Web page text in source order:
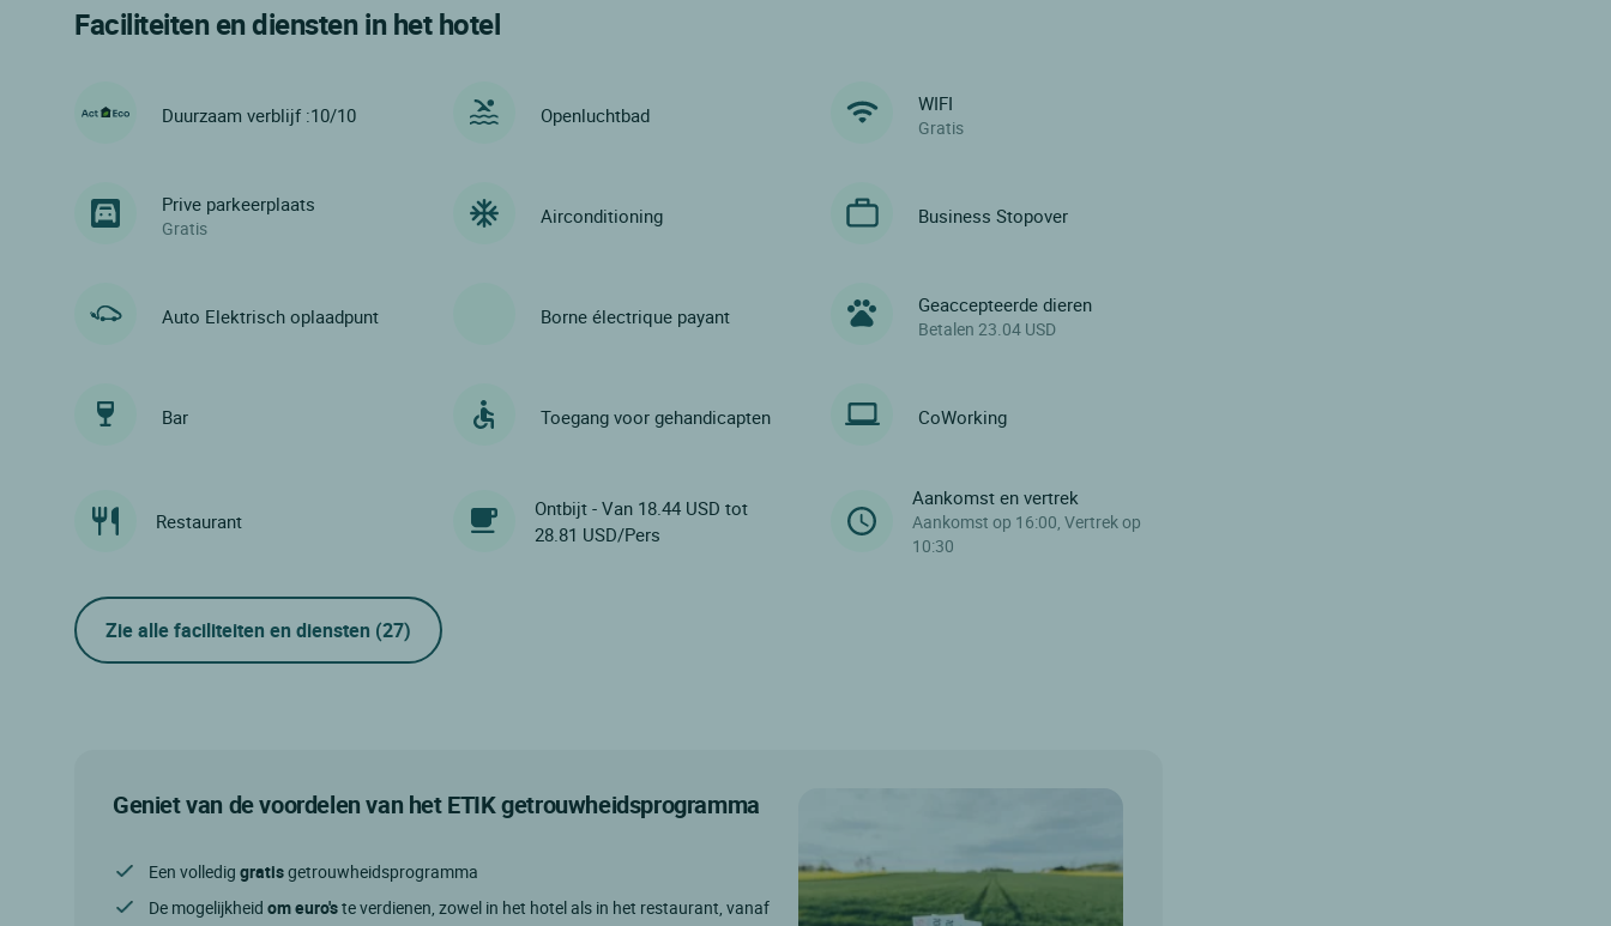
Faciliteiten en diensten in het hotel
Duurzaam verblijf :10/10 Openluchtbad WIFI
Gratis
Prive parkeerplaats
Gratis
Airconditioning Business Stopover
Auto Elektrisch oplaadpunt Borne électrique payant Geaccepteerde dieren
Betalen 23.04 USD
Bar Toegang voor gehandicapten CoWorking
Restaurant
Ontbijt - Van 18.44 USD tot
28.81 USD/Pers
Aankomst en vertrek
Aankomst op 16:00, Vertrek op
10:30
Zie alle faciliteiten en diensten (27)
Geniet van de voordelen van het ETIK getrouwheidsprogramma
Een volledig gratisgetrouwheidsprogramma
De mogelijkheid om euro'ste verdienen, zowel in het hotel als in het restaurant, vanaf